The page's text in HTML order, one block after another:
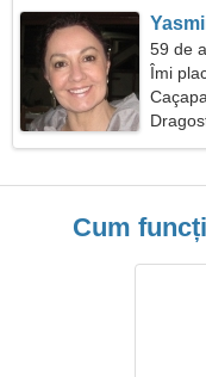
59 de
Îmi
Cum